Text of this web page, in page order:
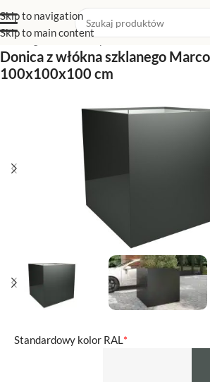
Skip to navigation
Skip to main content
Strona główna/Sklep z donicami/Donice
Donica z włókna szklanego
100x100x100 cm
*
Standardowy kolor RAL